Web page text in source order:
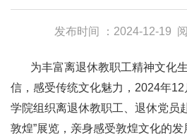
发布时间 ：2024-12-19
为丰富离退休教职工精神文化
信，感受传统文化魅力，2024年
学院组织离退休教职工、退休党员
敦煌”展览，亲身感受敦煌文化的